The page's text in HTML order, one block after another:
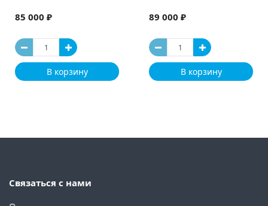
85 000 ₽
В корзину
89 000 ₽
В корзину
Связаться с нами